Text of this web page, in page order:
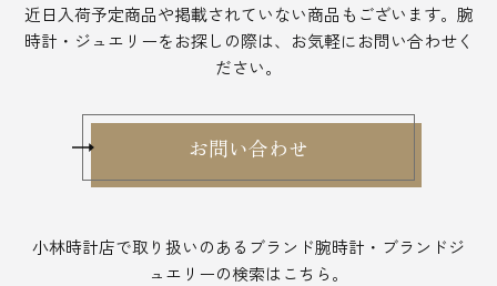
近日入荷予定商品や掲載されていない商品もございます。 腕
時計・ジュエリーをお探しの際は、お気軽にお問い合わせく
ださい。
お問い合わせ
小林時計店で取り扱いのあるブランド腕時計・ブランドジ
ュエリーの検索はこちら。